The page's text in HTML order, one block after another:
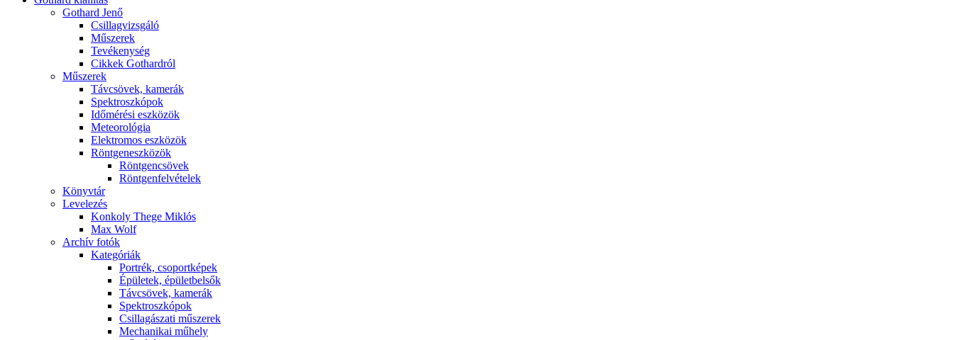
Got­hard Je­nő
Csil­lag­vizs­gá­ló
Mű­sze­rek
Te­vé­keny­ség
Cik­kek Got­hard­ról
Mű­sze­rek
Táv­csö­vek, ka­me­rák
Spekt­rosz­kó­pok
Idő­mé­ré­si esz­kö­zök
Me­te­o­ro­ló­gia
Elekt­ro­mos esz­kö­zök
Rönt­gen­esz­kö­zök
Rönt­gen­csö­vek
Rönt­gen­fel­vé­te­lek
Könyv­tár
Le­ve­le­zés
Kon­koly The­ge Mik­lós
Max Wolf
Ar­chív fo­tók
Ka­te­gó­ri­ák
Port­rék, cso­port­ké­pek
Épü­le­tek, épü­let­bel­sők
Táv­csö­vek, ka­me­rák
Spekt­rosz­kó­pok
Csil­la­gá­sza­ti mű­sze­rek
Me­cha­ni­kai mű­hely